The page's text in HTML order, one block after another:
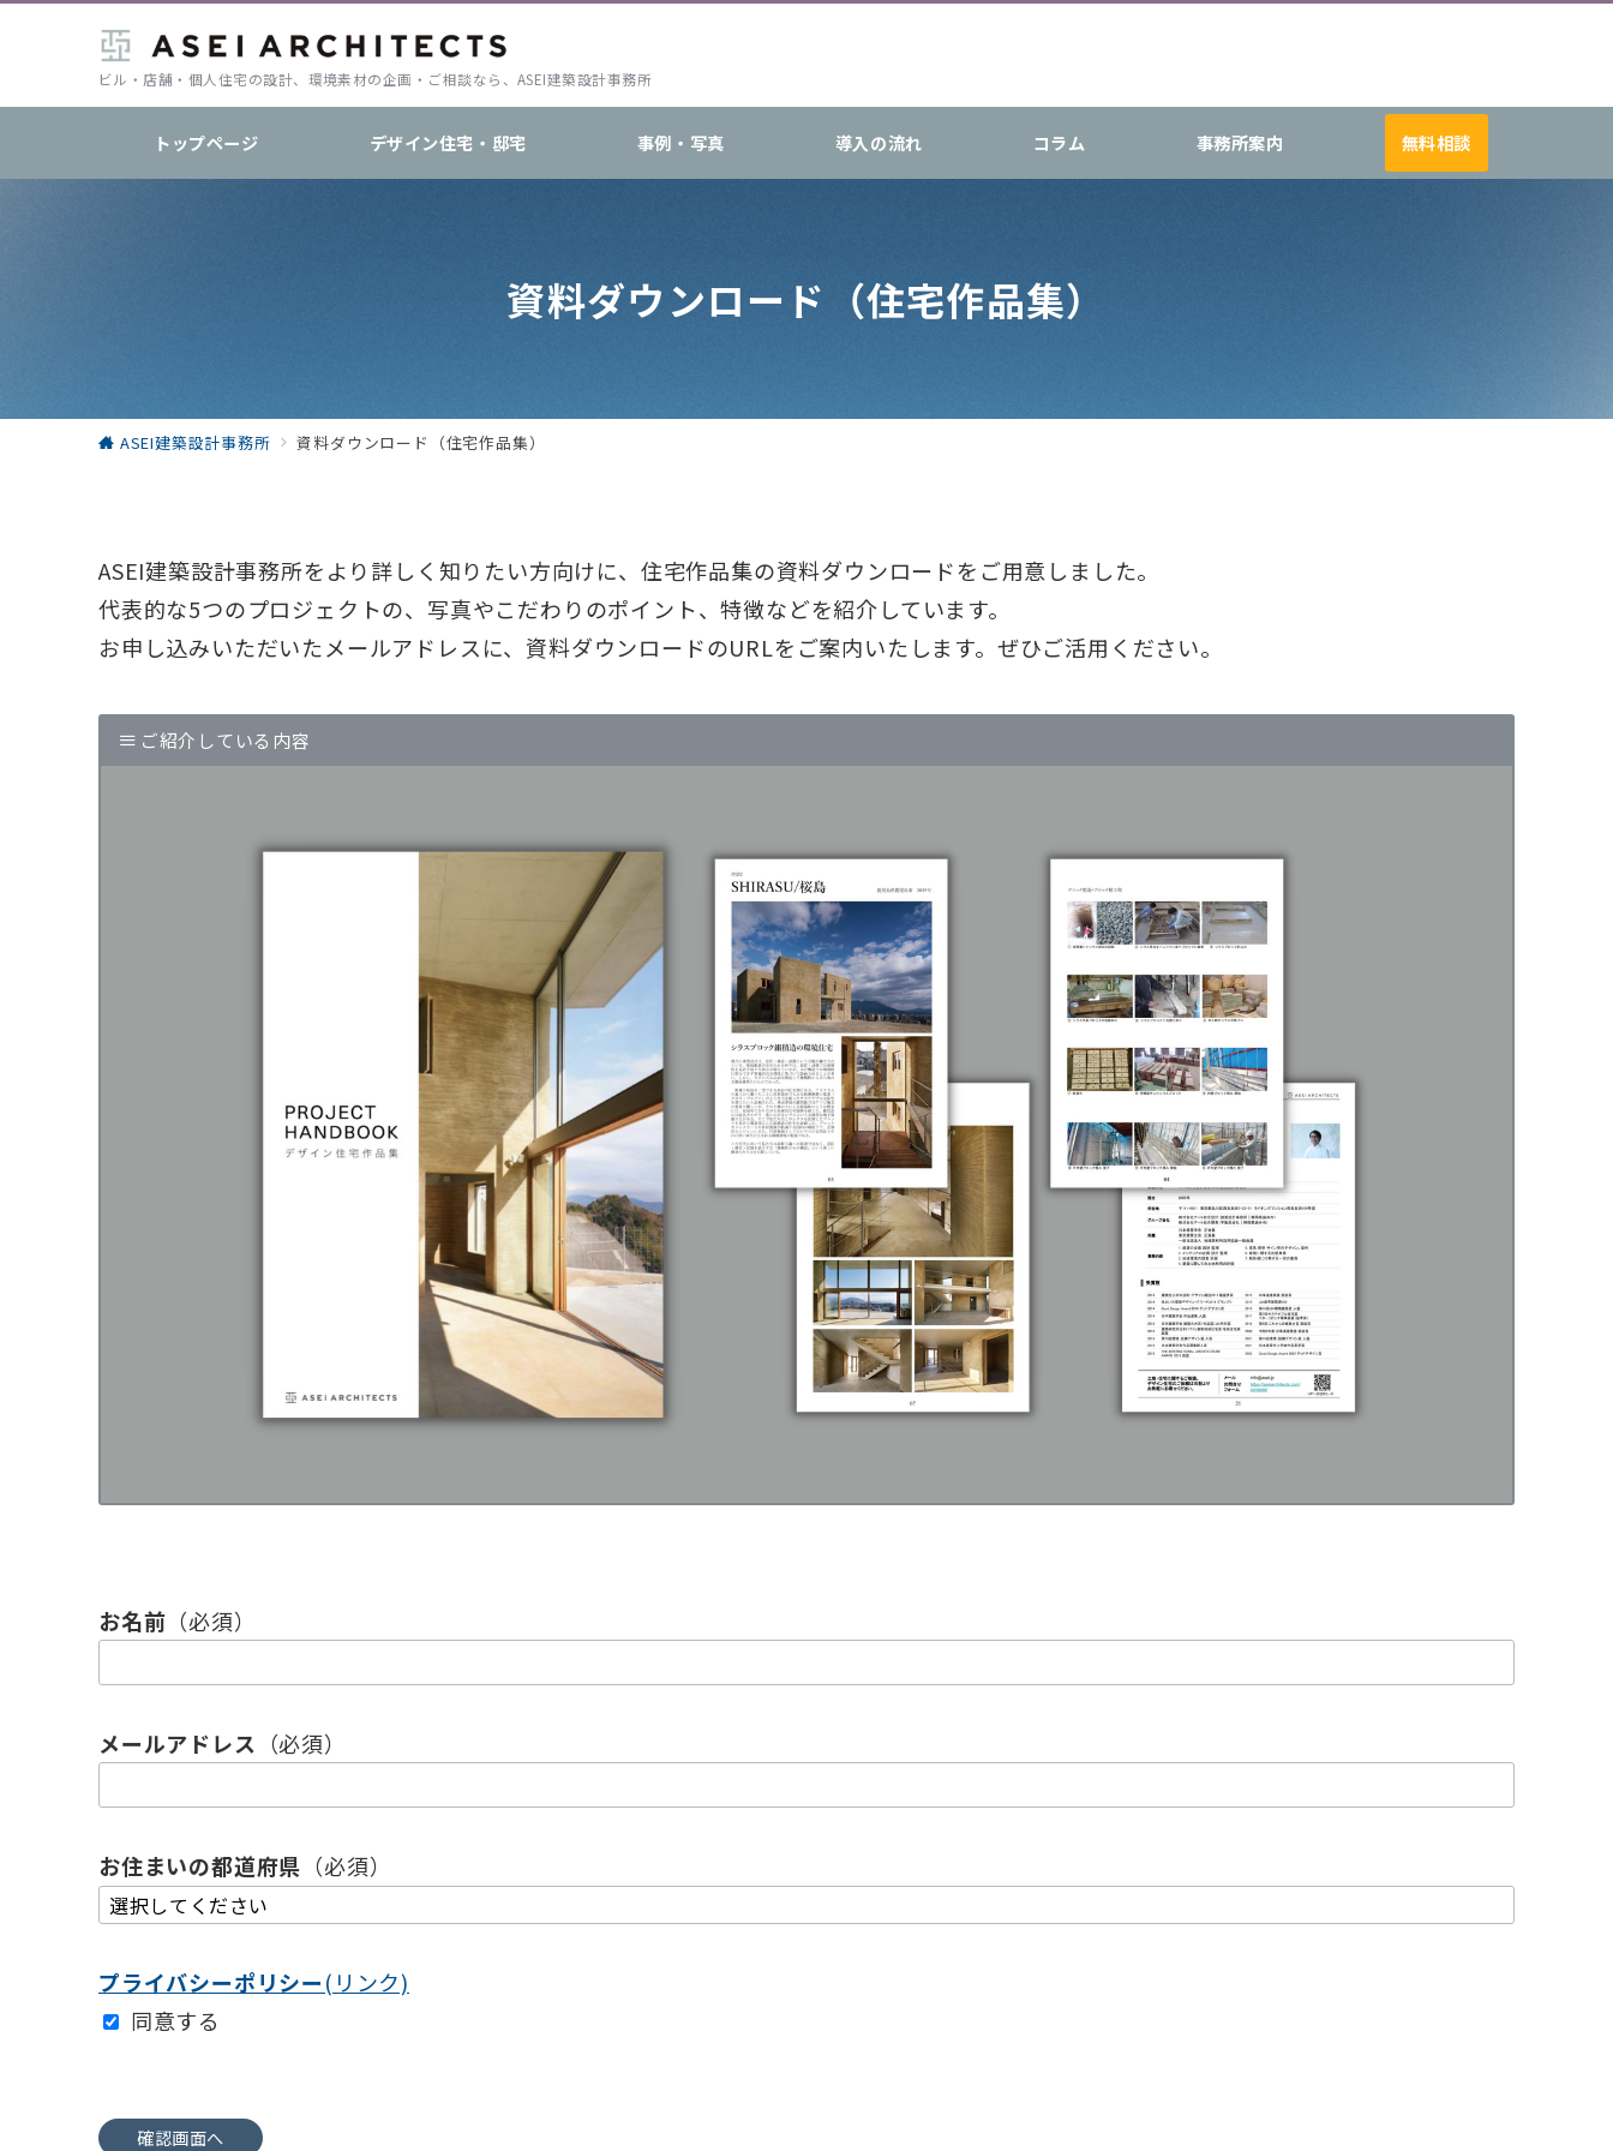
ビル・店舗・個人住宅の設計、環境素材の企画・ご相談なら、ASEI建築設計事務所
トップページ デザイン住宅・邸宅 事例・写真 導入の流れ コラム 事務所案内 無料相談
資料ダウンロード（住宅作品集）
ASEI建築設計事務所 資料ダウンロード（住宅作品集）
ASEI建築設計事務所をより詳しく知りたい方向けに、住宅作品集の資料ダウンロードをご用意しました。
代表的な5つのプロジェクトの、写真やこだわりのポイント、特徴などを紹介しています。
お申し込みいただいたメールアドレスに、資料ダウンロードのURLをご案内いたします。ぜひご活用ください。
ご紹介している内容
お名前 （必須）
メールアドレス （必須）
お住まいの都道府県 （必須）
プライバシーポリシー(リンク)
同意する